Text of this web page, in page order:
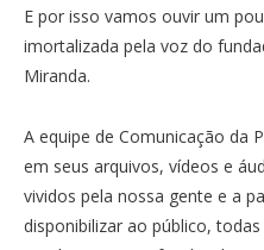
E por isso vamos ouvir um
imortalizada pela voz do
Miranda.
A equipe de Comunicação da
em seus arquivos, vídeos e
vividos pela nossa gente e a
disponibilizar ao público,